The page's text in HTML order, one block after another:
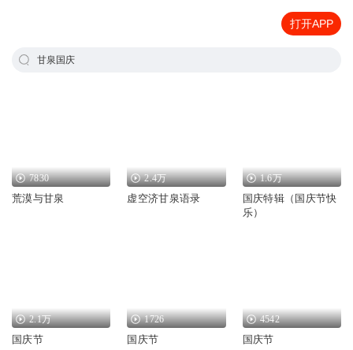
打开APP
甘泉国庆
7830
荒漠与甘泉
2.4万
虚空济甘泉语录
1.6万
国庆特辑（国庆节快
乐）
2.1万
国庆节
1726
国庆节
4542
国庆节